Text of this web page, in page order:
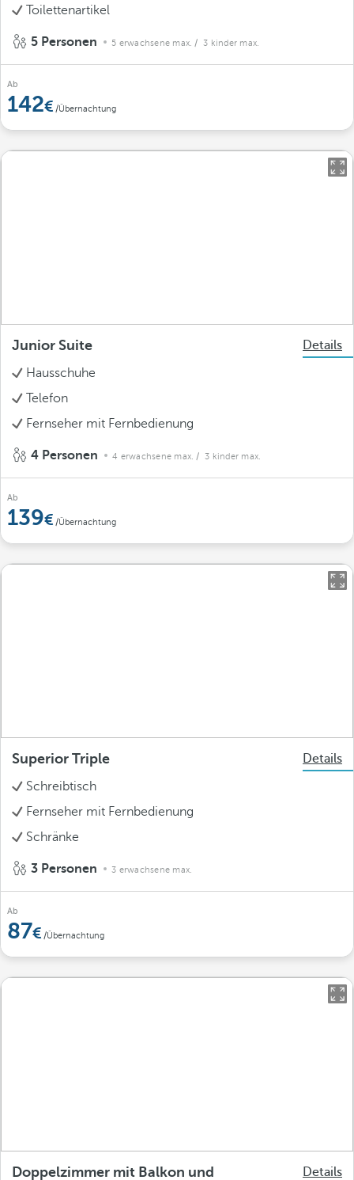
Toilettenartikel
5 Personen 5 erwachsene max. / 3 kinder max.
Ab
142 /Übernachtung
Junior Suite
Details
Hausschuhe
Telefon
Fernseher mit Fernbedienung
4 Personen 4 erwachsene max. / 3 kinder max.
Ab
139 /Übernachtung
Superior Triple
Details
Schreibtisch
Fernseher mit Fernbedienung
Schränke
3 Personen 3 erwachsene max.
Ab
87 /Übernachtung
Doppelzimmer mit Balkon und Details